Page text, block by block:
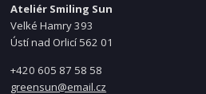
Ateliér Smiling Sun
Velké Hamry 393
Ústí nad Orlicí 562 01
+420 605 87 58 58
greensun@email.cz